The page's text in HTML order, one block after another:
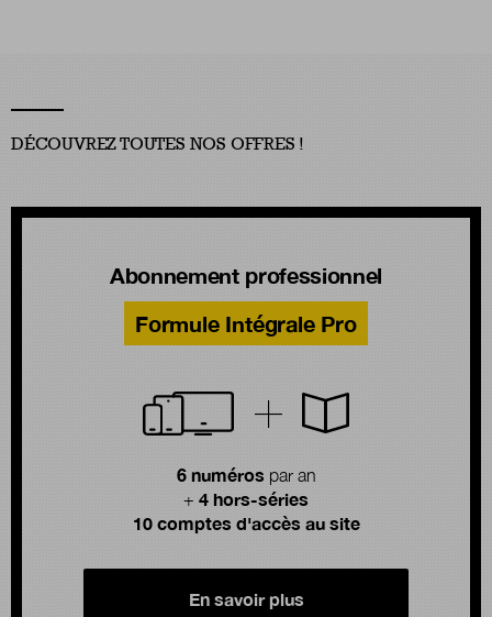
DÉCOUVREZ TOUTES NOS OFFRES !
Abonnement professionnel
Formule Intégrale Pro
6 numéros par an
+ 4 hors-séries
10 comptes d'accès au site
En savoir plus